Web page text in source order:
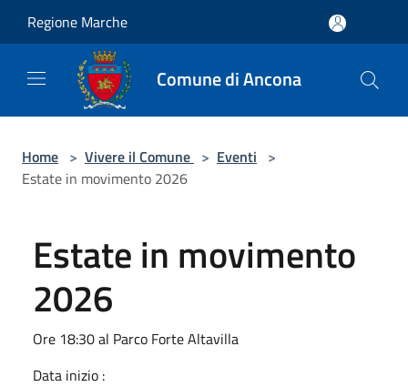
Regione Marche
Comune di Ancona
Home > Vivere il Comune > Eventi >
Estate in movimento 2026
Estate in movimento
2026
Ore 18:30 al Parco Forte Altavilla
Data inizio :